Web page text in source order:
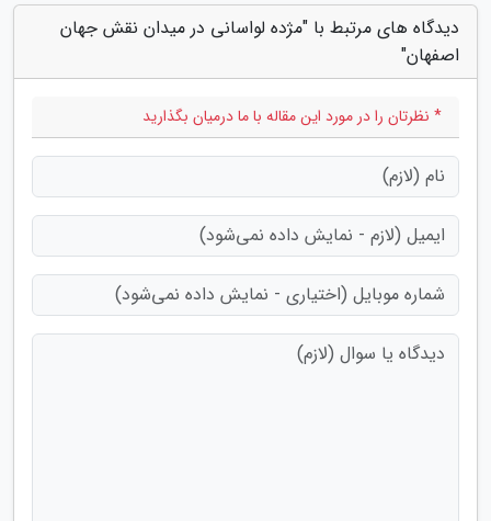
دیدگاه های مرتبط با "مژده لواسانی در میدان نقش جهان
اصفهان"
* نظرتان را در مورد این مقاله با ما درمیان بگذارید